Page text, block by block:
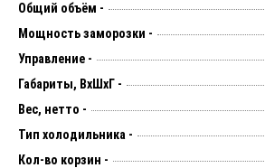
Общий объём -
Мощность заморозки -
Управление -
Габариты, ВхШхГ -
Вес, нетто -
Тип холодильника -
Кол-во корзин -